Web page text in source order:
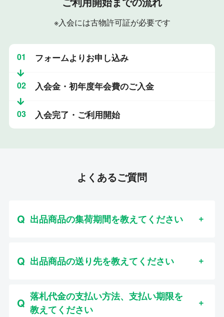
※入会には古物許可証が必要です
01 フォームよりお申し込み
02 入会金・初年度年会費のご入金
03 入会完了・ご利用開始
よくあるご質問
出品商品の集荷期間を教えてください
出品商品の送り先を教えてください
落札代金の支払い方法、支払い期限を
教えてください